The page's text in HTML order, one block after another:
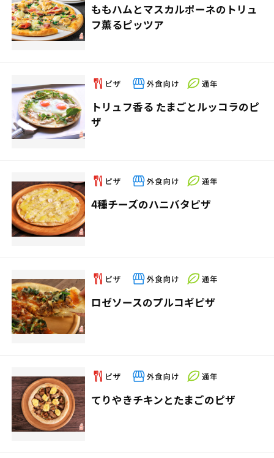
ももハムとマスカルポーネのトリュ
フ薫るピッツア
トリュフ香る たまごとルッコラのピ
ザ
4種チーズのハニバタピザ
ロゼソースのプルコギピザ
てりやきチキンとたまごのピザ